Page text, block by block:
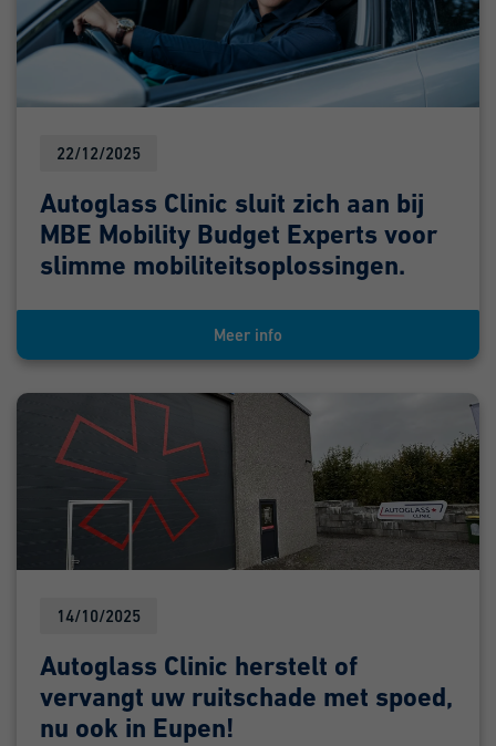
22/12/2025
Autoglass Clinic sluit zich aan bij
MBE Mobility Budget Experts voor
slimme mobiliteitsoplossingen.
Meer info
14/10/2025
Autoglass Clinic herstelt of
vervangt uw ruitschade met spoed,
nu ook in Eupen!